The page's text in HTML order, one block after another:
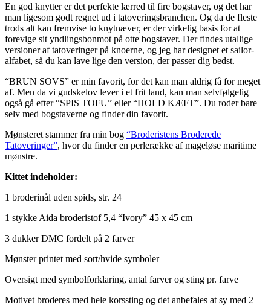
En god knytter er det perfekte lærred til fire bogstaver, og det har
man ligesom godt regnet ud i tatoveringsbranchen. Og da de fleste
trods alt kan fremvise to knytnæver, er der virkelig basis for at
forevige sit yndlingsbonmot på otte bogstaver. Der findes utallige
versioner af tatoveringer på knoerne, og jeg har designet et sailor-
alfabet, så du kan lave lige den version, der passer dig bedst.
“BRUN SOVS” er min favorit, for det kan man aldrig få for meget
af. Men da vi gudskelov lever i et frit land, kan man selvfølgelig
også gå efter “SPIS TOFU” eller “HOLD KÆFT”. Du roder bare
selv med bogstaverne og finder din favorit.
Mønsteret stammer fra min bog “Broderistens Broderede
Tatoveringer”, hvor du finder en perlerække af mageløse maritime
mønstre.
Kittet indeholder:
1 broderinål uden spids, str. 24
1 stykke Aida broderistof 5,4 “Ivory” 45 x 45 cm
3 dukker DMC fordelt på 2 farver
Mønster printet med sort/hvide symboler
Oversigt med symbolforklaring, antal farver og sting pr. farve
Motivet broderes med hele korssting og det anbefales at sy med 2